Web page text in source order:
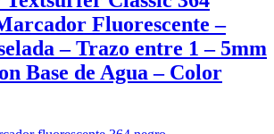
Fluorescente –
– Trazo entre 1 – 5mm
Base de Agua – Color